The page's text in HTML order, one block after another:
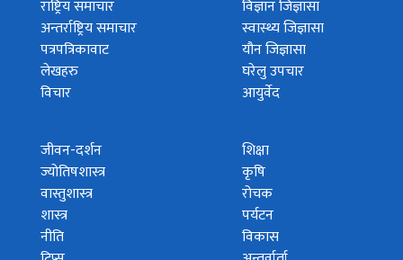
राष्ट्रिय समाचार
अन्तर्राष्ट्रिय समाचार
पत्रपत्रिकावाट
लेखहरु
विचार
विज्ञान जिज्ञासा
स्वास्थ्य जिज्ञासा
यौन जिज्ञासा
घरेलु उपचार
आयुर्वेद
जीवन-दर्शन
ज्योतिषशास्त्र
वास्तुशास्त्र
शास्त्र
नीति
शिक्षा
कृषि
रोचक
पर्यटन
विकास